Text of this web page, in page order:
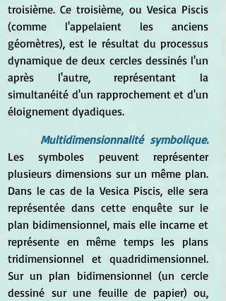
troisième. Ce troisième, ou Vesica Piscis
(comme l'appelaient les anciens
géomètres), est le résultat du processus
dynamique de deux cercles dessinés l'un
après l'autre, représentant la
simultanéité d'un rapprochement et d'un
éloignement dyadiques.
Multidimensionnalité symbolique.
Les symboles peuvent représenter
plusieurs dimensions sur un même plan.
Dans le cas de la Vesica Piscis, elle sera
représentée dans cette enquête sur le
plan bidimensionnel, mais elle incarne et
représente en même temps les plans
tridimensionnel et quadridimensionnel.
Sur un plan bidimensionnel (un cercle
dessiné sur une feuille de papier) ou,